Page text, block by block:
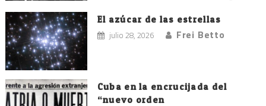
El azúcar de las estrellas
julio 28, 2026 Frei Betto
Cuba en la encrucijada del
“nuevo orden